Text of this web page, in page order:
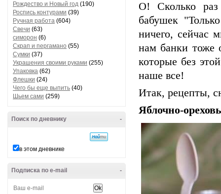
Рождество и Новый год (190)
Роспись контурами (39)
Ручная работа (604)
Свечи (63)
симорон (6)
Скрап и пергамано (55)
Сумки (37)
Украшения своими руками (255)
Упаковка (62)
Флешки (24)
Чего бы еще выпить (40)
Шьем сами (259)
-
Поиск по дневнику
в этом дневнике
-
Подписка по e-mail
О! Сколько
бабушек
ничего, сейчас
нам банки тоже
которые без
наше все!
Итак, рецепты,
Яблочно-